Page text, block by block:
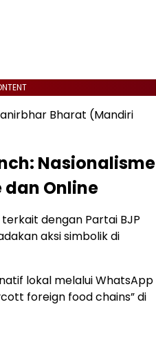
Bharat (Mandiri
Nasionalisme
Online
dengan Partai BJP
aksi simbolik di
lokal melalui WhatsApp
foreign food chains” di